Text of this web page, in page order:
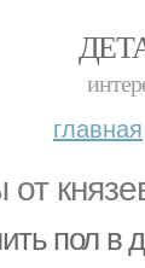
главная
пол в